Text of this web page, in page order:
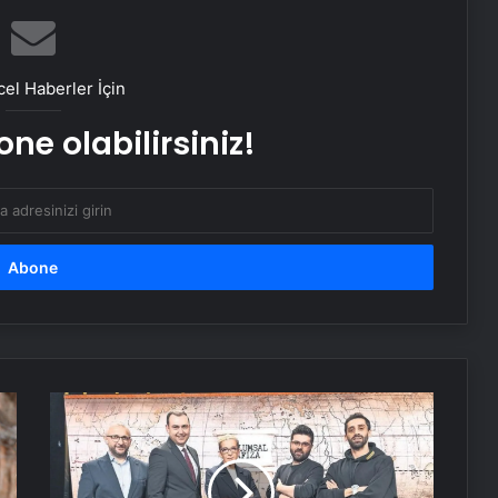
Ne takma kirpik, ne rimel: Ok gibi
Hamilelikte bu hataları yapıyor
olabilirsiniz! Dikkat edilmediğinde…
Haberler İçin
olabilirsiniz!
Beyin
çürümesinin
panzehri
hatırlamak